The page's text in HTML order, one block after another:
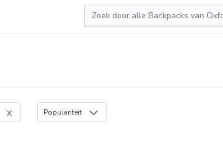
Zoeken
Populariteit